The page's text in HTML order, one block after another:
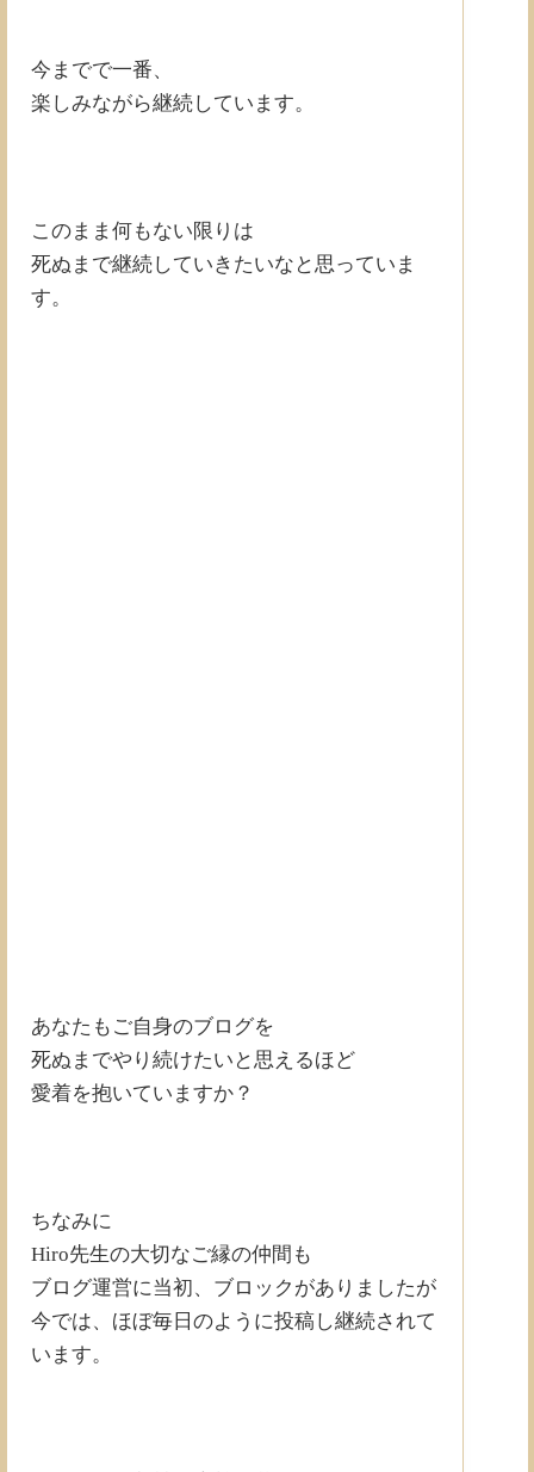
今までで一番、
楽しみながら継続しています。
このまま何もない限りは
死ぬまで継続していきたいなと思っていま
す。
あなたもご自身のブログを
死ぬまでやり続けたいと思えるほど
愛着を抱いていますか？
ちなみに
Hiro先生の大切なご縁の仲間も
ブログ運営に当初、ブロックがありましたが
今では、ほぼ毎日のように投稿し継続されて
います。